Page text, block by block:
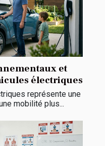
et
électriques
représente une
mobilité plus...